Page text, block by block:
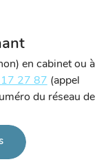
en cabinet ou à
27 87 (appel
du réseau de